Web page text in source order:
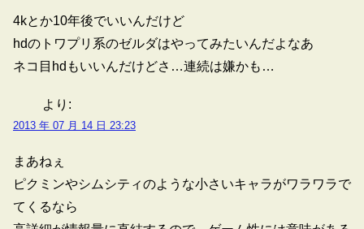
4kとか10年後でいいんだけど
hdのトワプリ系のゼルダはやってみたいんだよなあ
ネコ目hdもいいんだけどさ…連続は嫌かも…
より:
2013 年 07 月 14 日 23:23
まあねぇ
ピクミンやシムシティのような小さいキャラがワラワラで
てくるなら